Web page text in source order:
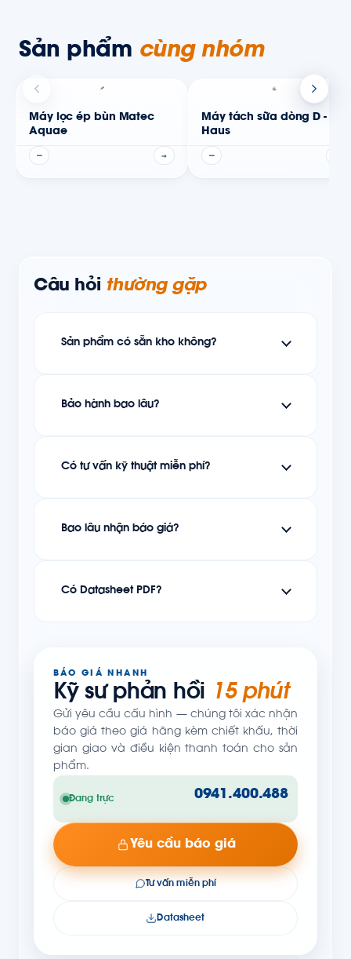
Sản phẩm cùng nhóm
Máy lọc ép bùn Matec
Aquae
— →
Máy tách sữa dòng D -
Haus
—
Câu hỏi thường gặp
Sản phẩm có sẵn kho không?
Bảo hành bao lâu?
Có tư vấn kỹ thuật miễn phí?
Bao lâu nhận báo giá?
Có Datasheet PDF?
BÁO GIÁ NHANH
Kỹ sư phản hồi 15 phút
Gửi yêu cầu cấu hình — chúng tôi xác nhận
báo giá theo giá hãng kèm chiết khấu, thời
gian giao và điều kiện thanh toán cho sản
phẩm.
Đang trực 0941.400.488
Yêu cầu báo giá
Tư vấn miễn phí
Datasheet